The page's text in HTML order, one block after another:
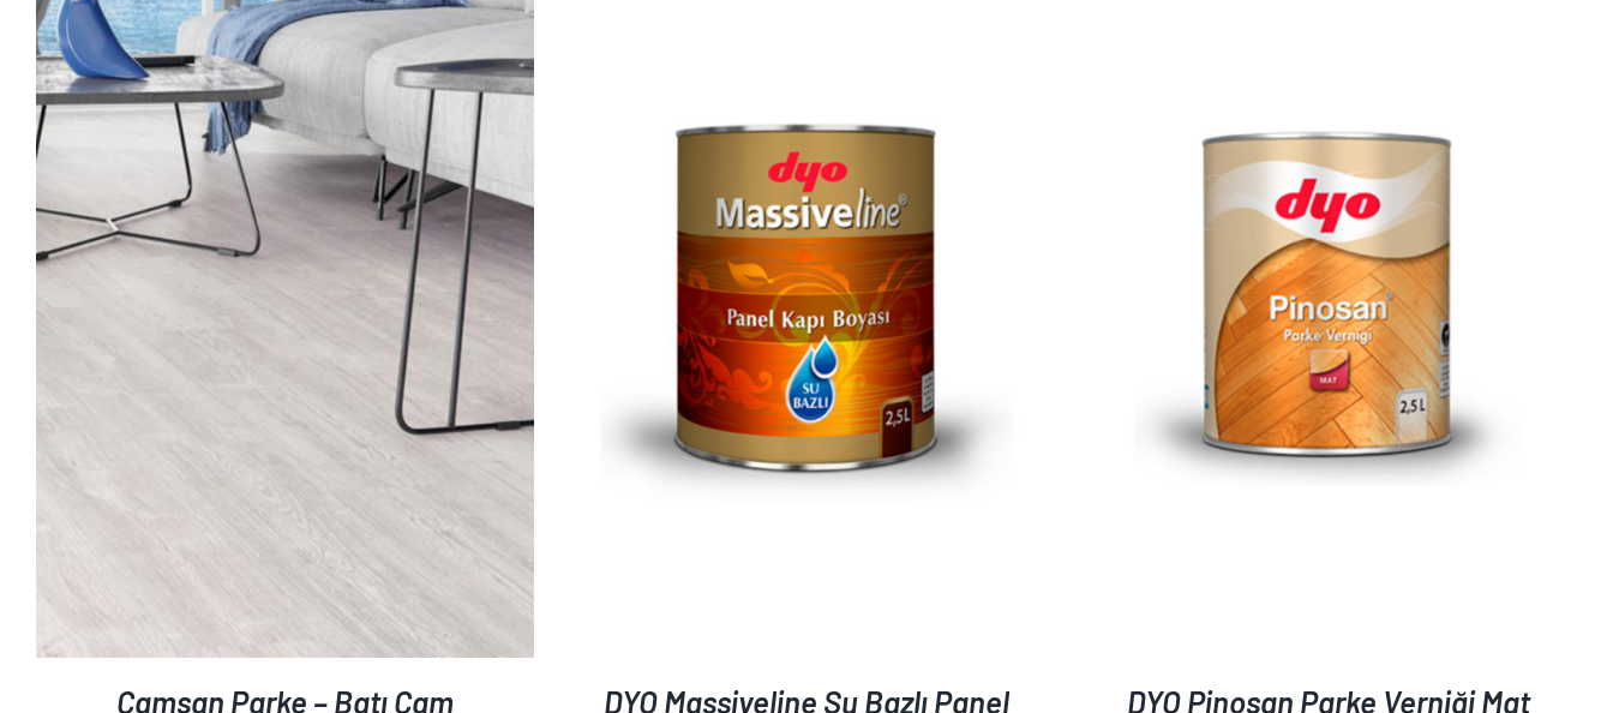
Çamsan Parke – Batı Çam
AYRINTILAR
DYO Massiveline Su Bazlı Panel
AYRINTILAR
DYO Pinosan Parke Verniği Mat